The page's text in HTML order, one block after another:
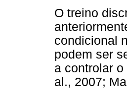
O treino
condicional
podem ser
a controlar
al., 2007;